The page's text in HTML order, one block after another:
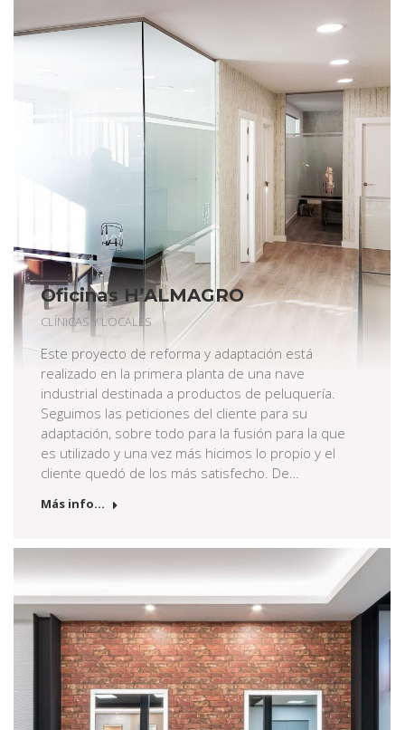
Oficinas H’ALMAGRO
CLÍNICAS Y LOCALES
Este proyecto de reforma y adaptación está
realizado en la primera planta de una nave
industrial destinada a productos de peluquería.
Seguimos las peticiones del cliente para su
adaptación, sobre todo para la fusión para la que
es utilizado y una vez más hicimos lo propio y el
cliente quedó de los más satisfecho. De…
Más info...